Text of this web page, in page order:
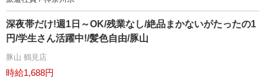
深夜帯だけ!週1日～OK/残業なし/絶品まかないがたったの1
円/学生さん活躍中!/髪色自由/豚山
豚山 鶴見店
時給1,688円